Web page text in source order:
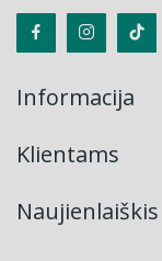
Informacija
Klientams
Naujienlaiškis